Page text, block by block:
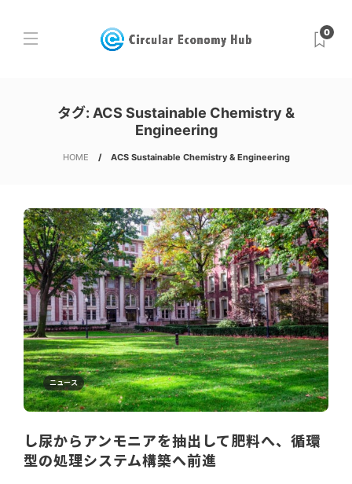
0
タグ: ACS Sustainable Chemistry &
Engineering
HOME ACS Sustainable Chemistry & Engineering
ニュース
し尿からアンモニアを抽出して肥料へ、循環
型の処理システム構築へ前進